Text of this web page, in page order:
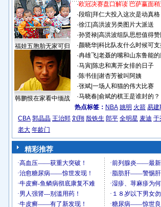
福娃五胞胎无家可归
韩鹏恨在家看中缅战
·欧冠决赛盘口解读 巴萨赢面稍
·段暄 拜仁大投入这次是动真格
·徐江| 高洪波另类图片大派送
·孙贤禄| 高洪波组队思想值得赞
·颜晓华| 科比队友什么时候可支
·冉雄飞| 老聂的嘴和山东鲁能的
·马寅| 陈忠和离开女排的日子
·陈书佳| 谢杏芳被叫阿姨
·张斌| 一场人和猫的伟大比赛
·马晓春| 俞斌的棋王是谁封的？
热点标签： NBA 姚明 火箭 易建
CBA 郭晶晶 王治郅 刘翔 殷铁生 郎平 全明星 麦迪 于
老大 年龄门
精彩推荐